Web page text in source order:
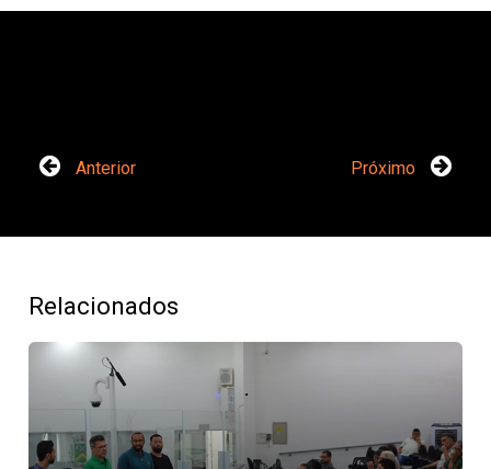
Anterior Próximo
Relacionados